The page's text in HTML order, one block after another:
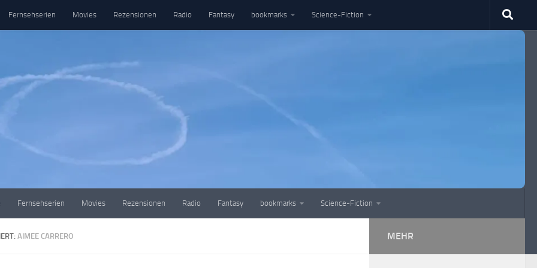
Fernsehserien Movies Rezensionen Radio Fantasy bookmarks Science-Fiction
Fernsehserien Movies Rezensionen Radio Fantasy bookmarks Science-Fiction
AIMEE CARRERO MEHR